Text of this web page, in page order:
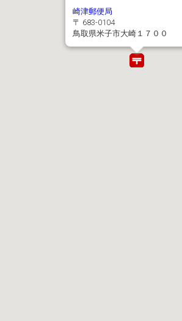
崎津郵便局
〒 683-0104
鳥取県米子市大崎１７００